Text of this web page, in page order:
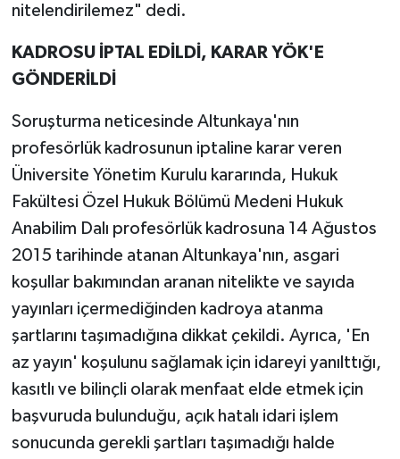
nitelendirilemez" dedi.
KADROSU İPTAL EDİLDİ, KARAR YÖK'E
GÖNDERİLDİ
Soruşturma neticesinde Altunkaya'nın
profesörlük kadrosunun iptaline karar veren
Üniversite Yönetim Kurulu kararında, Hukuk
Fakültesi Özel Hukuk Bölümü Medeni Hukuk
Anabilim Dalı profesörlük kadrosuna 14 Ağustos
2015 tarihinde atanan Altunkaya'nın, asgari
koşullar bakımından aranan nitelikte ve sayıda
yayınları içermediğinden kadroya atanma
şartlarını taşımadığına dikkat çekildi. Ayrıca, 'En
az yayın' koşulunu sağlamak için idareyi yanılttığı,
kasıtlı ve bilinçli olarak menfaat elde etmek için
başvuruda bulunduğu, açık hatalı idari işlem
sonucunda gerekli şartları taşımadığı halde